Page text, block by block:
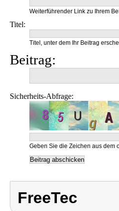
Weiterführender Link zu Ihrem
Titel:
Titel, unter dem Ihr Beitrag
Beitrag:
Sicherheits-Abfrage:
Geben Sie die Zeichen aus dem
FreeTec